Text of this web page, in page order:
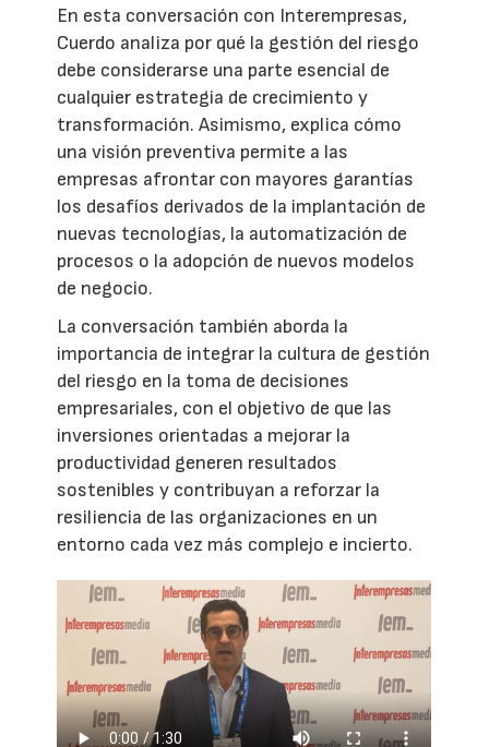
En esta conversación con Interempresas,
Cuerdo analiza por qué la gestión del riesgo
debe considerarse una parte esencial de
cualquier estrategia de crecimiento y
transformación. Asimismo, explica cómo
una visión preventiva permite a las
empresas afrontar con mayores garantías
los desafíos derivados de la implantación de
nuevas tecnologías, la automatización de
procesos o la adopción de nuevos modelos
de negocio.
La conversación también aborda la
importancia de integrar la cultura de gestión
del riesgo en la toma de decisiones
empresariales, con el objetivo de que las
inversiones orientadas a mejorar la
productividad generen resultados
sostenibles y contribuyan a reforzar la
resiliencia de las organizaciones en un
entorno cada vez más complejo e incierto.